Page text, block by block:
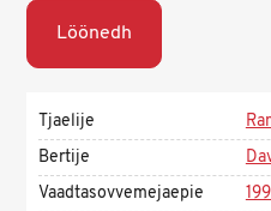
Löönedh
Tjaelije
Bertije
Vaadtasovvemejaepie